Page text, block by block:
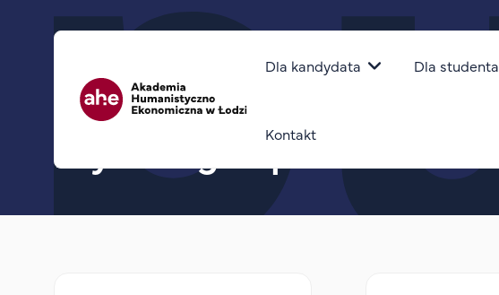
Górny pasek
Dla kandydata Dla studenta
Kontakt
Ścieżka nawigacyjna
psychologia sportu
Psychologia sportu